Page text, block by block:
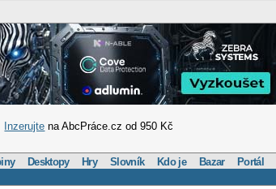
Inzerujte na AbcPráce.cz od 950 Kč
Desktopy Hry Slovník Kdo je Bazar Portál